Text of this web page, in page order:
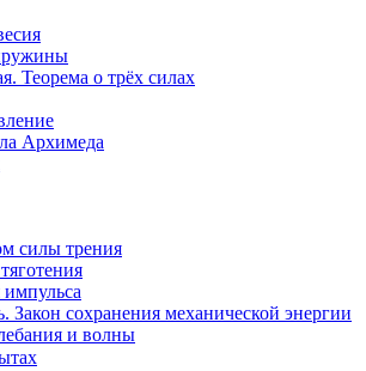
Теорема о трёх силах
Архимеда
силы трения
импульса
Закон сохранения механической энергии
и волны